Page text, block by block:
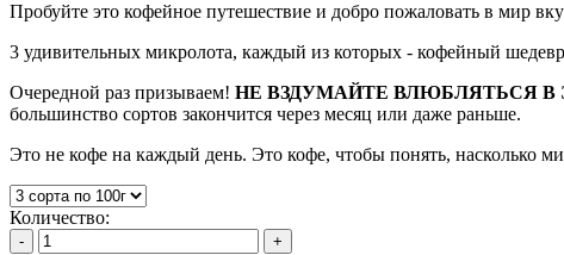
Пробуйте это кофейное путешествие и добро пожаловать в мир
3 удивительных микролота, каждый из которых - кофейный
Очередной раз призываем! НЕ ВЗДУМАЙТЕ ВЛЮБЛЯТЬСЯ В
большинство сортов закончится через месяц или даже раньше.
Это не кофе на каждый день. Это кофе, чтобы понять, насколько
Количество:
- +